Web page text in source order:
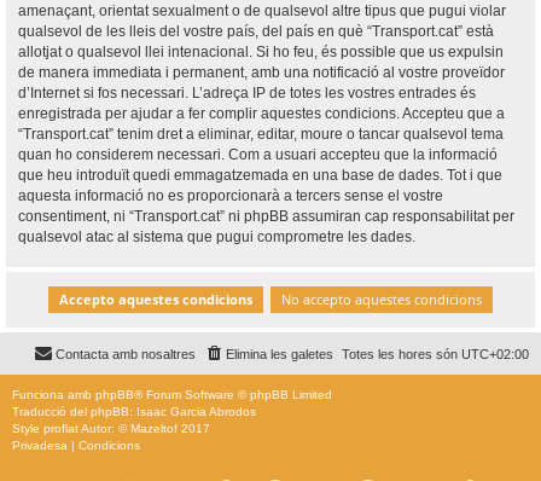
amenaçant, orientat sexualment o de qualsevol altre tipus que pugui violar
qualsevol de les lleis del vostre país, del país en què “Transport.cat” està
allotjat o qualsevol llei intenacional. Si ho feu, és possible que us expulsin
de manera immediata i permanent, amb una notificació al vostre proveïdor
d’Internet si fos necessari. L’adreça IP de totes les vostres entrades és
enregistrada per ajudar a fer complir aquestes condicions. Accepteu que a
“Transport.cat” tenim dret a eliminar, editar, moure o tancar qualsevol tema
quan ho considerem necessari. Com a usuari accepteu que la informació
que heu introduït quedi emmagatzemada en una base de dades. Tot i que
aquesta informació no es proporcionarà a tercers sense el vostre
consentiment, ni “Transport.cat” ni phpBB assumiran cap responsabilitat per
qualsevol atac al sistema que pugui comprometre les dades.
Totes les hores són UTC+02:00
Elimina les galetes
Contacta amb nosaltres
Funciona amb phpBB® Forum Software © phpBB Limited
Traducció del phpBB: Isaac Garcia Abrodos
Style proflatAutor: ©Mazeltof 2017
Privadesa | Condicions